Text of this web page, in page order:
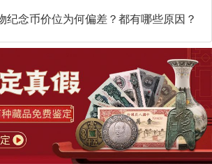
纪念币价位为何偏差？都有哪些原因？